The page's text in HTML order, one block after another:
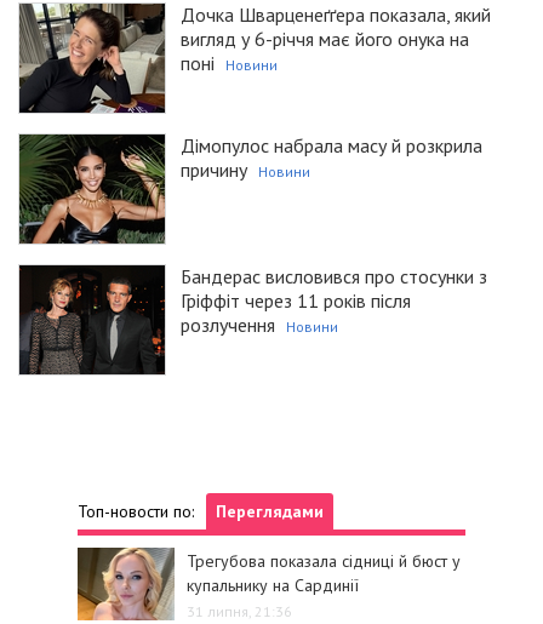
Дочка Шварценеґґера показала, який
вигляд у 6-річчя має його онука на
поні
Новини
Дімопулос набрала масу й розкрила
причину
Новини
Бандерас висловився про стосунки з
Гріффіт через 11 років після
розлучення
Новини
Топ-новости по: Переглядами
Трегубова показала сідниці й бюст у
купальнику на Сардинії
31 липня, 21:36